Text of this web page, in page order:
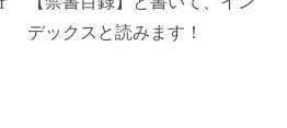
デックスと読みます！